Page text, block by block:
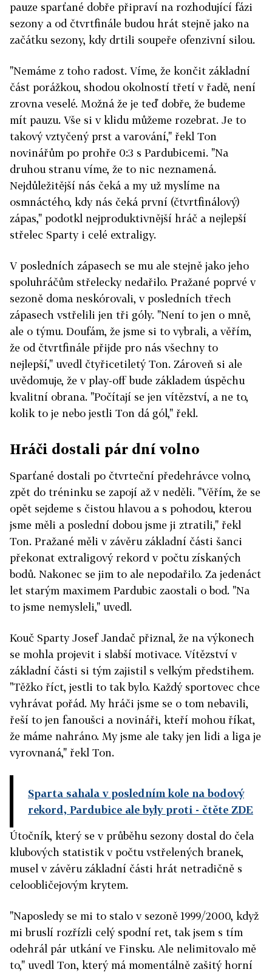
pauze sparťané dobře připraví na rozhodující fázi
sezony a od čtvrtfinále budou hrát stejně jako na
začátku sezony, kdy drtili soupeře ofenzivní silou.
"Nemáme z toho radost. Víme, že končit základní
část porážkou, shodou okolností třetí v řadě, není
zrovna veselé. Možná že je teď dobře, že budeme
mít pauzu. Vše si v klidu můžeme rozebrat. Je to
takový vztyčený prst a varování," řekl Ton
novinářům po prohře 0:3 s Pardubicemi. "Na
druhou stranu víme, že to nic neznamená.
Nejdůležitější nás čeká a my už myslíme na
osmnáctého, kdy nás čeká první (čtvrtfinálový)
zápas," podotkl nejproduktivnější hráč a nejlepší
střelec Sparty i celé extraligy.
V posledních zápasech se mu ale stejně jako jeho
spoluhráčům střelecky nedařilo. Pražané poprvé v
sezoně doma neskórovali, v posledních třech
zápasech vstřelili jen tři góly. "Není to jen o mně,
ale o týmu. Doufám, že jsme si to vybrali, a věřím,
že od čtvrtfinále přijde pro nás všechny to
nejlepší," uvedl čtyřicetiletý Ton. Zároveň si ale
uvědomuje, že v play-off bude základem úspěchu
kvalitní obrana. "Počítají se jen vítězství, a ne to,
kolik to je nebo jestli Ton dá gól," řekl.
Hráči dostali pár dní volno
Sparťané dostali po čtvrteční předehrávce volno,
zpět do tréninku se zapojí až v neděli. "Věřím, že se
opět sejdeme s čistou hlavou a s pohodou, kterou
jsme měli a poslední dobou jsme ji ztratili," řekl
Ton. Pražané měli v závěru základní části šanci
překonat extraligový rekord v počtu získaných
bodů. Nakonec se jim to ale nepodařilo. Za jedenáct
let starým maximem Pardubic zaostali o bod. "Na
to jsme nemysleli," uvedl.
Kouč Sparty Josef Jandač přiznal, že na výkonech
se mohla projevit i slabší motivace. Vítězství v
základní části si tým zajistil s velkým předstihem.
"Těžko říct, jestli to tak bylo. Každý sportovec chce
vyhrávat pořád. My hráči jsme se o tom nebavili,
řeší to jen fanoušci a novináři, kteří mohou říkat,
že máme nahráno. My jsme ale taky jen lidi a liga je
vyrovnaná," řekl Ton.
Sparta sahala v posledním kole na bodový
rekord, Pardubice ale byly proti - čtěte ZDE
Útočník, který se v průběhu sezony dostal do čela
klubových statistik v počtu vstřelených branek,
musel v závěru základní části hrát netradičně s
celoobličejovým krytem.
"Naposledy se mi to stalo v sezoně 1999/2000, když
mi bruslí rozřízli celý spodní ret, tak jsem s tím
odehrál pár utkání ve Finsku. Ale nelimitovalo mě
to," uvedl Ton, který má momentálně zašitý horní